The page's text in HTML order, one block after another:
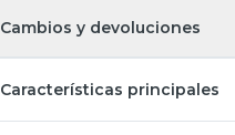
Cambios y devoluciones
Características principales